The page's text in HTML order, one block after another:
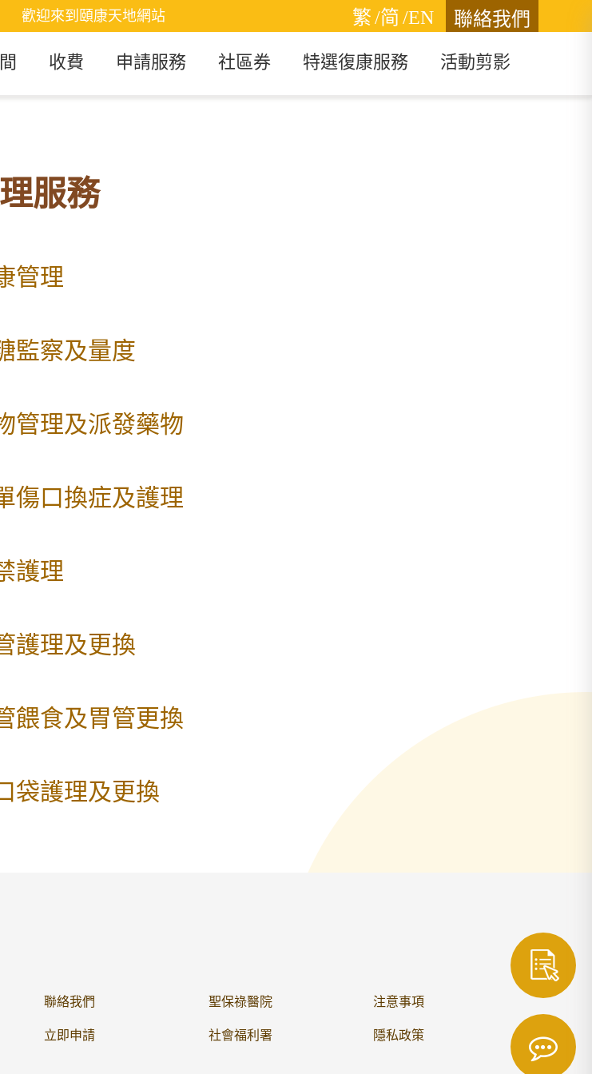
歡迎來到頤康天地網站 繁/简/EN 聯絡我們
收費 申請服務 社區券 特選復康服務 活動剪影
服務
管理
監察及量度
管理及派發藥物
傷口換症及護理
護理
護理及更換
餵食及胃管更換
袋護理及更換
聯絡我們
立即申請
聖保祿醫院
社會福利署
注意事項
隱私政策